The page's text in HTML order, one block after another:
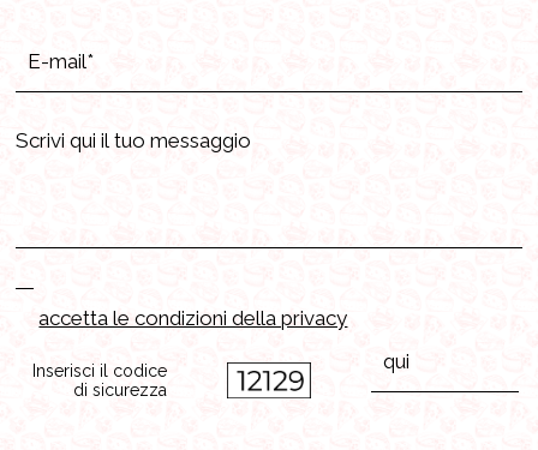
accetta le condizioni della privacy
Inserisci il codice
di sicurezza